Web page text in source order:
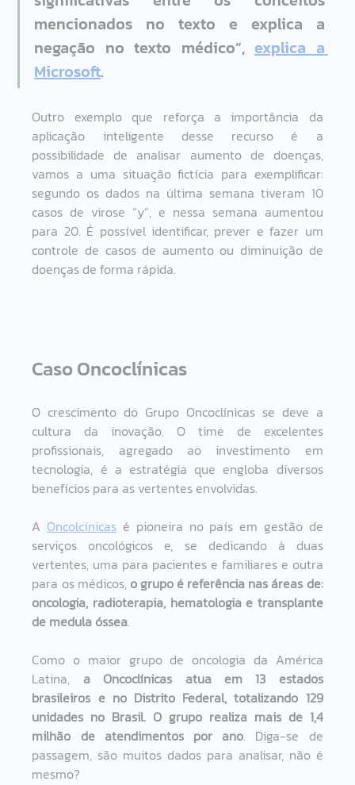
mencionados no texto e explica a
negação no texto médico”, explica a
Microsoft.
Outro exemplo que reforça a importância da
aplicação inteligente desse recurso é a
possibilidade de analisar aumento de doenças,
vamos a uma situação fictícia para exemplificar:
segundo os dados na última semana tiveram 10
casos de virose “y”, e nessa semana aumentou
para 20. É possível identificar, prever e fazer um
controle de casos de aumento ou diminuição de
doenças de forma rápida.
Caso Oncoclínicas
O crescimento do Grupo Oncoclínicas se deve a
cultura da inovação. O time de excelentes
profissionais, agregado ao investimento em
tecnologia, é a estratégia que engloba diversos
benefícios para as vertentes envolvidas.
A Oncolcínicas é pioneira no país em gestão de
serviços oncológicos e, se dedicando à duas
vertentes, uma para pacientes e familiares e outra
para os médicos, o grupo é referência nas áreas de:
oncologia, radioterapia, hematologia e transplante
de medula óssea.
Como o maior grupo de oncologia da América
Latina, a Oncoclínicas atua em 13 estados
brasileiros e no Distrito Federal, totalizando 129
unidades no Brasil. O grupo realiza mais de 1,4
milhão de atendimentos por ano. Diga-se de
passagem, são muitos dados para analisar, não é
mesmo?